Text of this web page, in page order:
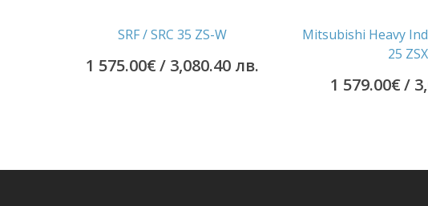
SRF / SRC 35 ZS-W
1 575.00€/ 3,080.40 лв.
Mitsubishi Heavy
25
1 579.00€/